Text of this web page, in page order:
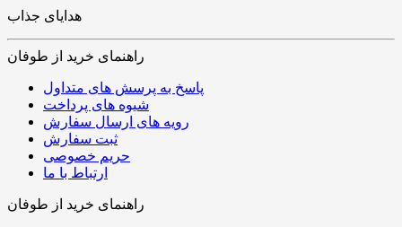
هدایای جذاب
راهنمای خرید از طوفان
پاسخ به پرسش های متداول
شیوه های پرداخت
رویه های ارسال سفارش
ثبت سفارش
حریم خصوصی
ارتباط با ما
راهنمای خرید از طوفان